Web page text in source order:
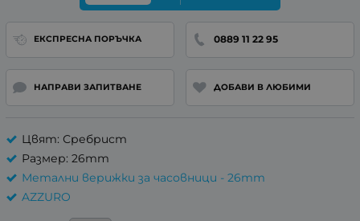
ЕКСПРЕСНА ПОРЪЧКА 0889 11 22 95
НАПРАВИ ЗАПИТВАНЕ ДОБАВИ В ЛЮБИМИ
Цвят: Сребрист
Размер: 26mm
Метални верижки за часовници - 26mm
AZZURO